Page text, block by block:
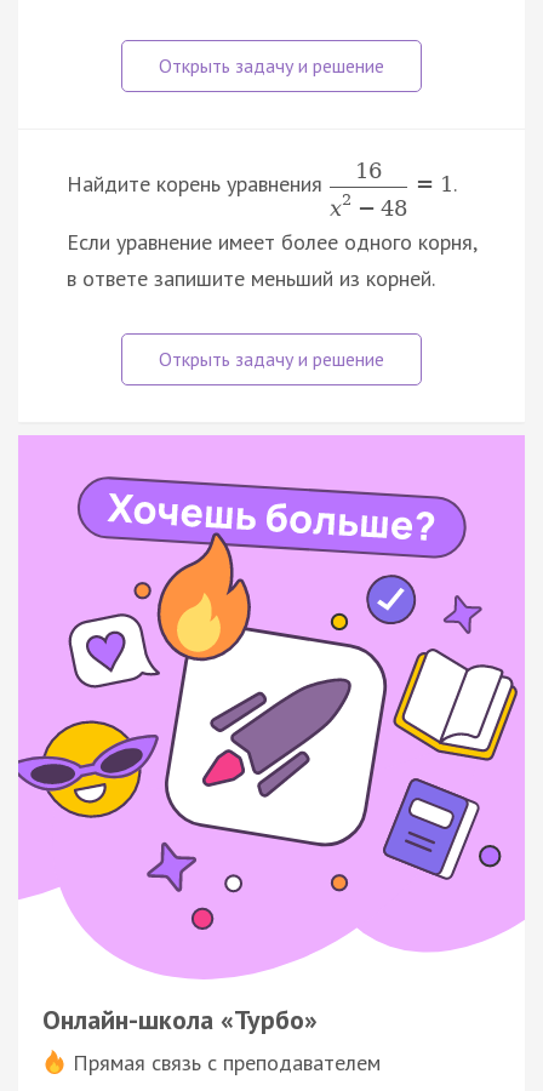
Найдите корень уравнения
16
x2 − 48
= 1 .
Если уравнение имеет более одного корня,
в ответе запишите меньший из корней.
Онлайн-школа «Турбо»
Прямая связь с преподавателем